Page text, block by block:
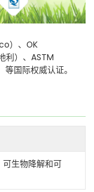
）、OK
利）、ASTM
国际权威认证。
生物降解和可